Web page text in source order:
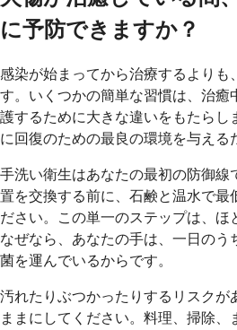
に予防できますか？
感染が始まってから治療するよりも
す。いくつかの簡単な習慣は、治癒
護するために大きな違いをもたらし
に回復のための最良の環境を与える
手洗い衛生はあなたの最初の防御線
置を交換する前に、石鹸と温水で最
ださい。この単一のステップは、ほ
なぜなら、あなたの手は、一日のう
菌を運んでいるからです。
汚れたりぶつかったりするリスクが
ままにしてください。料理、掃除、